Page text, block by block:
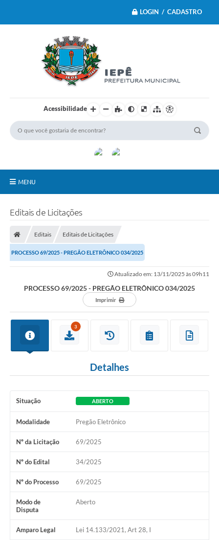
LOGIN / CADASTRO
Acessibilidade
MENU
Serviços Públicos
Questionário de Mapeamento Cultural
Coleta virtual: Planejamento de 2027
Fundo Social de Solidariedade de Iepê
Veículos paralisados
Coleta de Sugestões
Orçamento Participativo
Legislação
Ouvidoria
Acessibilidade
Editais de Licitações
Editais Editais de Licitações
PROCESSO 69/2025 - PREGÃO ELETRÔNICO 034/2025
Atualizado em: 13/11/2025 às 09h11
PROCESSO 69/2025 - PREGÃO ELETRÔNICO 034/2025
Imprimir
3
Detalhes
Situação ABERTO
Modalidade Pregão Eletrônico
Nº da Licitação 69/2025
Nº do Edital 34/2025
Nº do Processo 69/2025
Modo de
Disputa
Aberto
Amparo Legal Lei 14.133/2021, Art 28, I